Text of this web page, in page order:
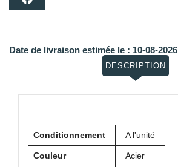
Date de livraison estimée le : 10-08-2026
DESCRIPTION
Conditionnement A l'unité
Couleur Acier